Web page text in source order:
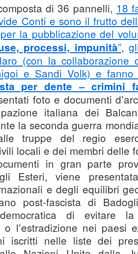
di 36 pannelli, 18
Conti e sono il frutto
la pubblicazione del
processi, impunità”,
(con la collaborazione
e Sandi Volk) e
per dente – crimini
foto e documenti
italiana dei
la seconda guerra
truppe del regio
locali e dei membri delle
in gran parte
Esteri, viene
e degli equilibri
post-fascista di
di evitare
o l’estradizione nei paesi
iscritti nelle liste dei